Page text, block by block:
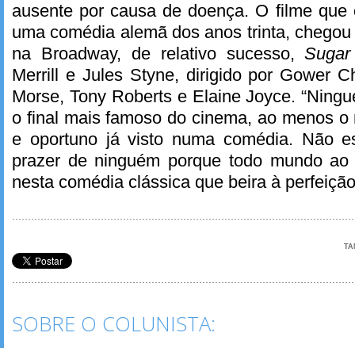
ausente por causa de doença. O filme que
uma comédia alemã dos anos trinta,
na Broadway, de relativo sucesso,Sugar
Merrill e Jules Styne, dirigido por Gower
Morse, Tony Roberts e Elaine Joyce.
o final mais famoso do cinema, ao menos
e oportuno já visto numa comédia. Não
prazer de ninguém porque todo mundo
nesta comédia clássica que beira à
SOBRE O COLUNISTA: